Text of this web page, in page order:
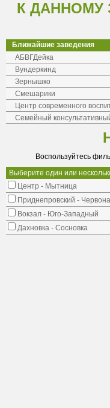
К ДАННОМУ
Ближайшие заведения
АБВГДейка
Вундеркинд
Зернышко
Смешарики
Центр современного
Семейный
Воспользуйтесь
Выберите один или
Центр - Мытница
Приднепровский -
Вокзал - Юго-Западный
Дахновка - Сосновка